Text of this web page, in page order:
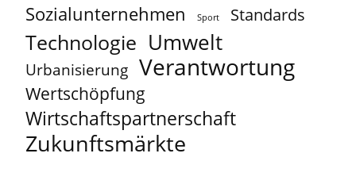
Sozialunternehmen Sport Standards
Technologie Umwelt
Urbanisierung Verantwortung
Wertschöpfung
Wirtschaftspartnerschaft
Zukunftsmärkte